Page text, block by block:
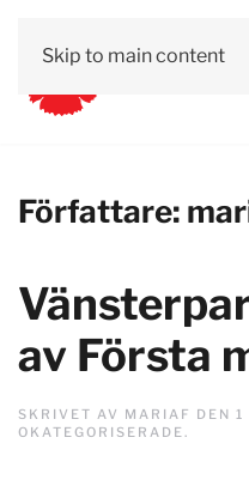
Skip to main content
Författare:
av Första
SKRIVET AV MARIAF DEN 1
OKATEGORISERADE.